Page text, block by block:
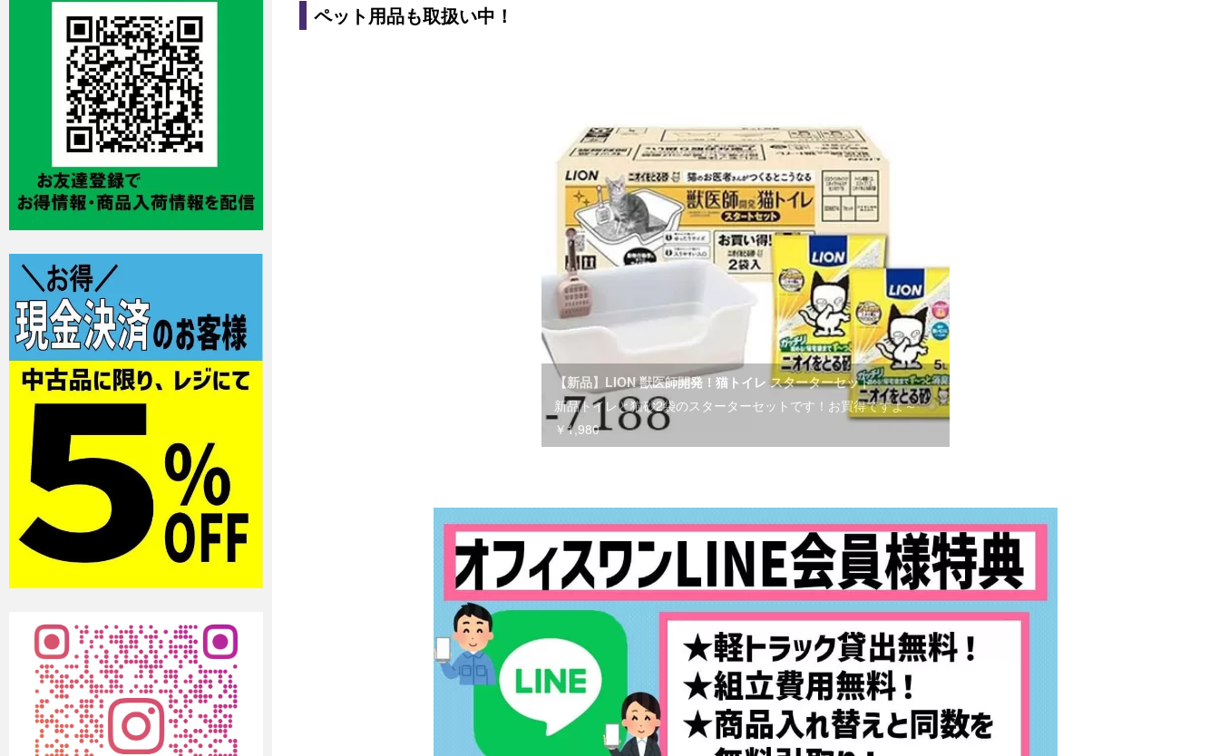
ペット用品も取扱い中！
【新品】LION 獣医師開発！猫トイレ スターターセット
新品トイレと猫砂2袋のスターターセットです！お買得ですよ～
￥1,980